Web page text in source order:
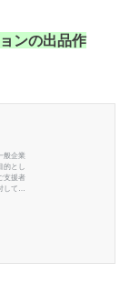
ンの出品作
般企業
とし
支援者
てい